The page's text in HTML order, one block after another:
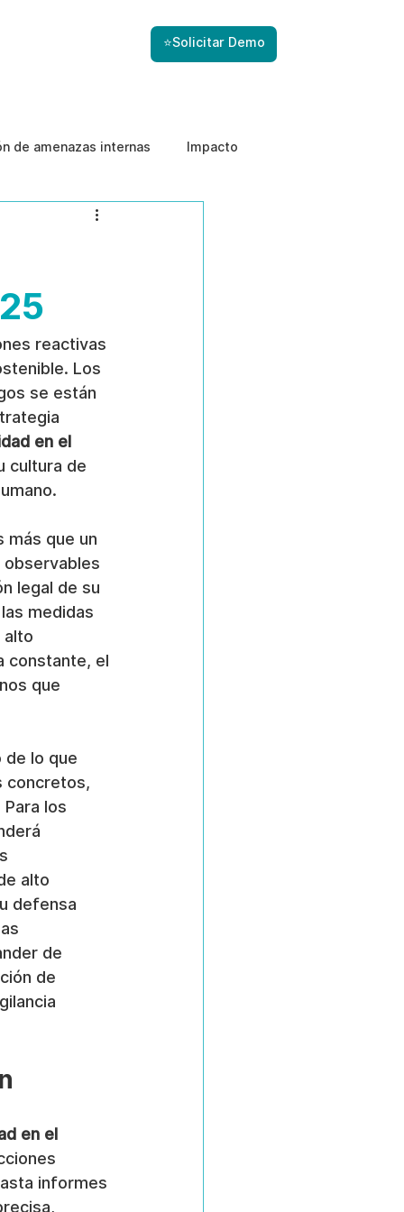
⭐Solicitar Demo
de amenazas internas Impacto
reactivas
Los
se están
en el
cultura de
más que un
legal de su
medidas
alto
constante, el
que
de lo que
concretos,
los
alto
defensa
de
de
en el
informes